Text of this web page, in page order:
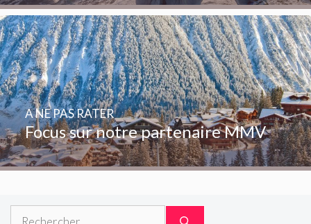
Focus sur notre partenaire MMV
A NE PAS RATER